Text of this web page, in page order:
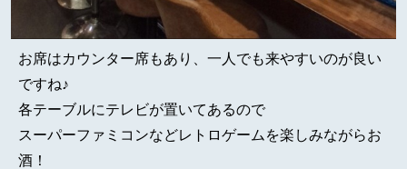
お席はカウンター席もあり、一人でも来やすいのが良い
ですね♪
各テーブルにテレビが置いてあるので
スーパーファミコンなどレトロゲームを楽しみながらお
酒！